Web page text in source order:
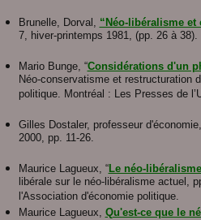
Brunelle, Dorval, “Néo-libéralisme
7, hiver-printemps 1981, (pp. 26 à 38).
Mario Bunge, “Considérations d'un
Néo-conservatisme et restructuration
politique. Montréal : Les Presses de
Gilles Dostaler, professeur
2000, pp. 11-26.
Maurice Lagueux, “Le néo-
libérale sur le néo-libéralisme actuel,
l'Association d'économie politique.
Maurice Lagueux, Qu'est-ce que le